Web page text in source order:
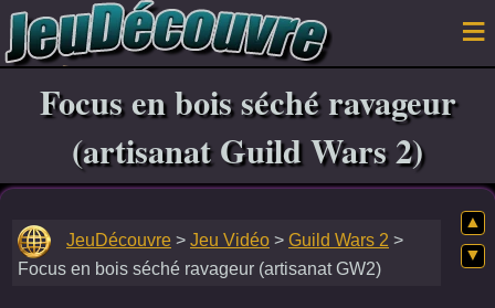
Focus en bois séché ravageur
(artisanat Guild Wars 2)
JeuDécouvre > Jeu Vidéo > Guild Wars 2 >
Focus en bois séché ravageur (artisanat GW2)
▲
▼